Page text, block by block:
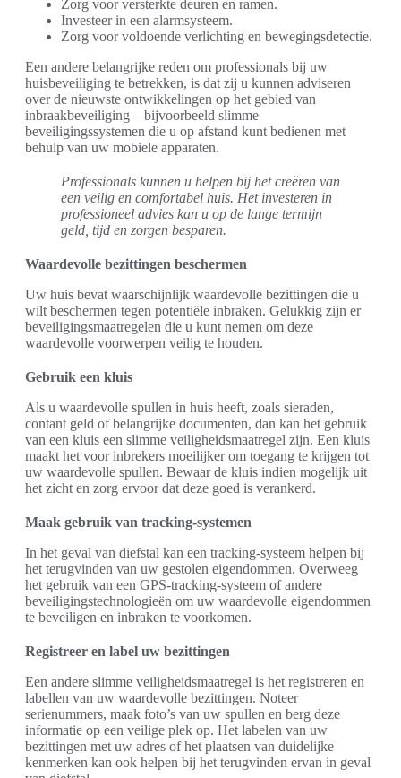
Zorg voor versterkte deuren en ramen.
Investeer in een alarmsysteem.
Zorg voor voldoende verlichting en bewegingsdetectie.
Een andere belangrijke reden om professionals bij uw
huisbeveiliging te betrekken, is dat zij u kunnen adviseren
over de nieuwste ontwikkelingen op het gebied van
inbraakbeveiliging – bijvoorbeeld slimme
beveiligingssystemen die u op afstand kunt bedienen met
behulp van uw mobiele apparaten.
Professionals kunnen u helpen bij het creëren van
een veilig en comfortabel huis. Het investeren in
professioneel advies kan u op de lange termijn
geld, tijd en zorgen besparen.
Waardevolle bezittingen beschermen
Uw huis bevat waarschijnlijk waardevolle bezittingen die u
wilt beschermen tegen potentiële inbraken. Gelukkig zijn er
beveiligingsmaatregelen die u kunt nemen om deze
waardevolle voorwerpen veilig te houden.
Gebruik een kluis
Als u waardevolle spullen in huis heeft, zoals sieraden,
contant geld of belangrijke documenten, dan kan het gebruik
van een kluis een slimme veiligheidsmaatregel zijn. Een kluis
maakt het voor inbrekers moeilijker om toegang te krijgen tot
uw waardevolle spullen. Bewaar de kluis indien mogelijk uit
het zicht en zorg ervoor dat deze goed is verankerd.
Maak gebruik van tracking-systemen
In het geval van diefstal kan een tracking-systeem helpen bij
het terugvinden van uw gestolen eigendommen. Overweeg
het gebruik van een GPS-tracking-systeem of andere
beveiligingstechnologieën om uw waardevolle eigendommen
te beveiligen en inbraken te voorkomen.
Registreer en label uw bezittingen
Een andere slimme veiligheidsmaatregel is het registreren en
labellen van uw waardevolle bezittingen. Noteer
serienummers, maak foto’s van uw spullen en berg deze
informatie op een veilige plek op. Het labelen van uw
bezittingen met uw adres of het plaatsen van duidelijke
kenmerken kan ook helpen bij het terugvinden ervan in geval